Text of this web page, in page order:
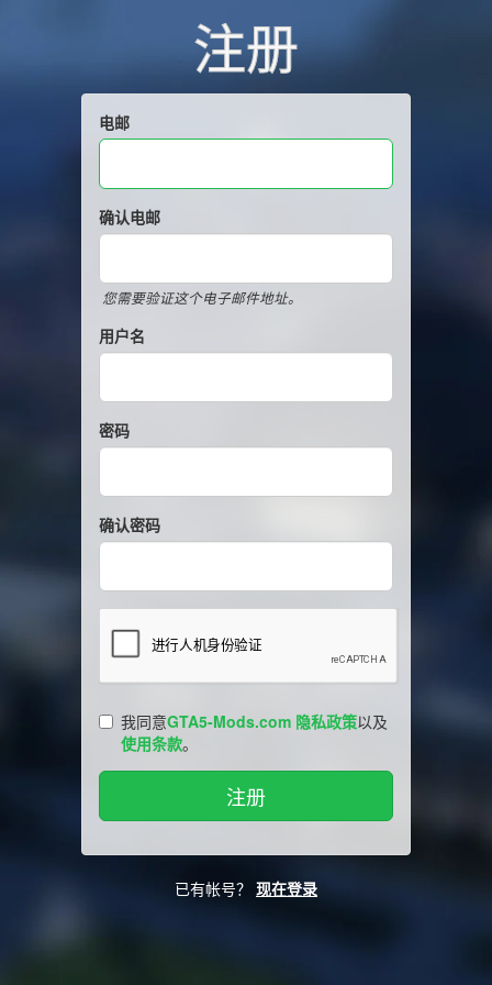
注册
电邮
确认电邮
您需要验证这个电子邮件地址。
用户名
密码
确认密码
我同意GTA5-Mods.com 隐私政策以及
使用条款。
已有帐号？ 现在登录